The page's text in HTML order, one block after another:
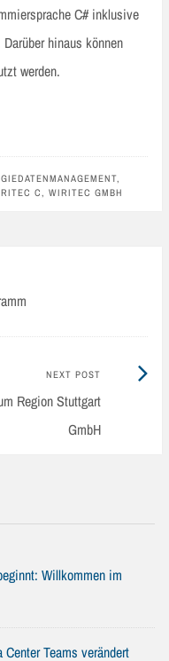
C# inklusive
hinaus können
werden.
,
C, WIRITEC GMBH
NEXT POST
Region Stuttgart
GmbH
Willkommen im
Teams verändert